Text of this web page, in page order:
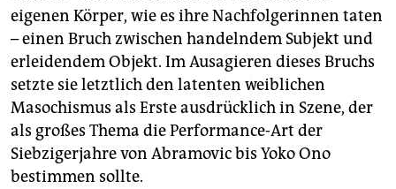
eigenen Körper, wie es ihre Nachfolgerinnen taten
– einen Bruch zwischen handelndem Subjekt und
erleidendem Objekt. Im Ausagieren dieses Bruchs
setzte sie letztlich den latenten weiblichen
Masochismus als Erste ausdrücklich in Szene, der
als großes Thema die Performance-Art der
Siebzigerjahre von Abramovic bis Yoko Ono
bestimmen sollte.